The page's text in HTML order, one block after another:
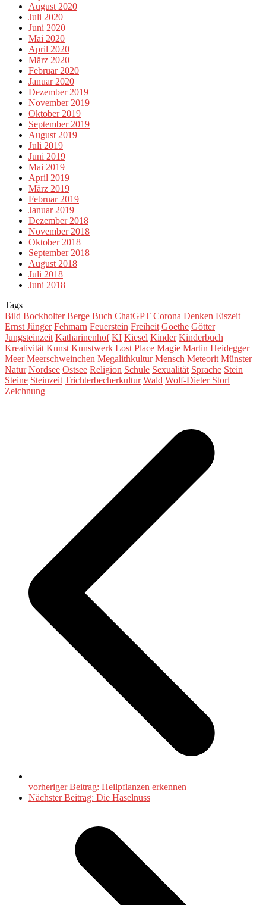
August 2020
Juli 2020
Juni 2020
Mai 2020
April 2020
März 2020
Februar 2020
Januar 2020
Dezember 2019
November 2019
Oktober 2019
September 2019
August 2019
Juli 2019
Juni 2019
Mai 2019
April 2019
März 2019
Februar 2019
Januar 2019
Dezember 2018
November 2018
Oktober 2018
September 2018
August 2018
Juli 2018
Juni 2018
Tags
Bild Bockholter Berge Buch ChatGPT Corona Denken Eiszeit
Ernst Jünger Fehmarn Feuerstein Freiheit Goethe Götter
Jungsteinzeit Katharinenhof KI Kiesel Kinder Kinderbuch
Kreativität Kunst Kunstwerk Lost Place Magie Martin Heidegger
Meer Meerschweinchen Megalithkultur Mensch Meteorit Münster
Natur Nordsee Ostsee Religion Schule Sexualität Sprache Stein
Steine Steinzeit Trichterbecherkultur Wald Wolf-Dieter Storl
Zeichnung
vorheriger Beitrag: Heilpflanzen erkennen
Nächster Beitrag: Die Haselnuss